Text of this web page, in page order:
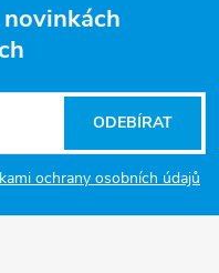
ochrany osobních údajů
ODEBÍRAT